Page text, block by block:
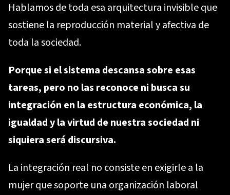
Hablamos de toda esa arquitectura invisible que
sostiene la reproducción material y afectiva de
toda la sociedad.
Porque si el sistema descansa sobre esas
tareas, pero no las reconoce ni busca su
integración en la estructura económica, la
igualdad y la virtud de nuestra sociedad ni
siquiera será discursiva.
La integración real no consiste en exigirle a la
mujer que soporte una organización laboral